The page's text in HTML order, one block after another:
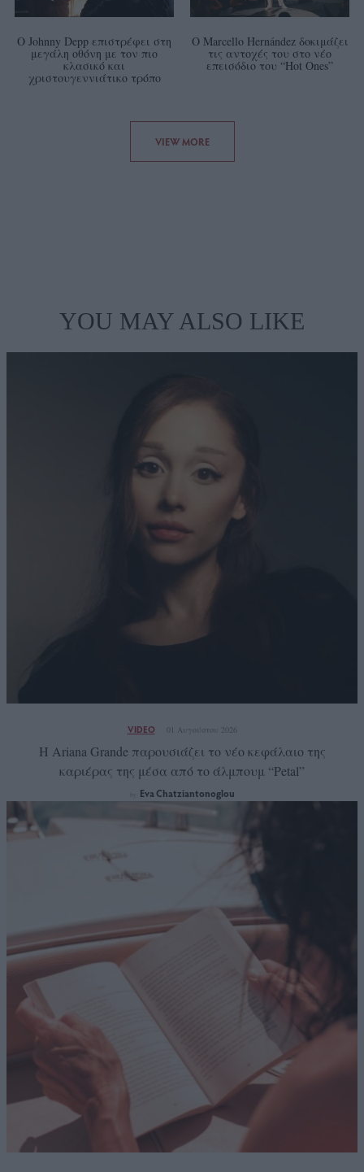
Ο Johnny Depp επιστρέφει στη
μεγάλη οθόνη με τον πιο
κλασικό και
χριστουγεννιάτικο τρόπο
Ο Marcello Hernández δοκιμάζει
τις αντοχές του στο νέο
επεισόδιο του “Hot Ones”
VIEW MORE
YOU MAY ALSO LIKE
VIDEO 01 Αυγούστου 2026
Η Ariana Grande παρουσιάζει το νέο κεφάλαιο της
καριέρας της μέσα από το άλμπουμ “Petal”
Eva Chatziantonoglou